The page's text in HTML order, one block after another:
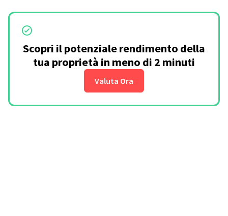
Scopri il potenziale rendimento della
tua proprietà in meno di 2 minuti
Valuta Ora